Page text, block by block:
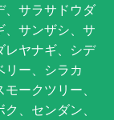
、サラサドウダ
、サンザシ、サ
レヤナギ、シデ
リー、シラカ
ークツリー、
、センダン、